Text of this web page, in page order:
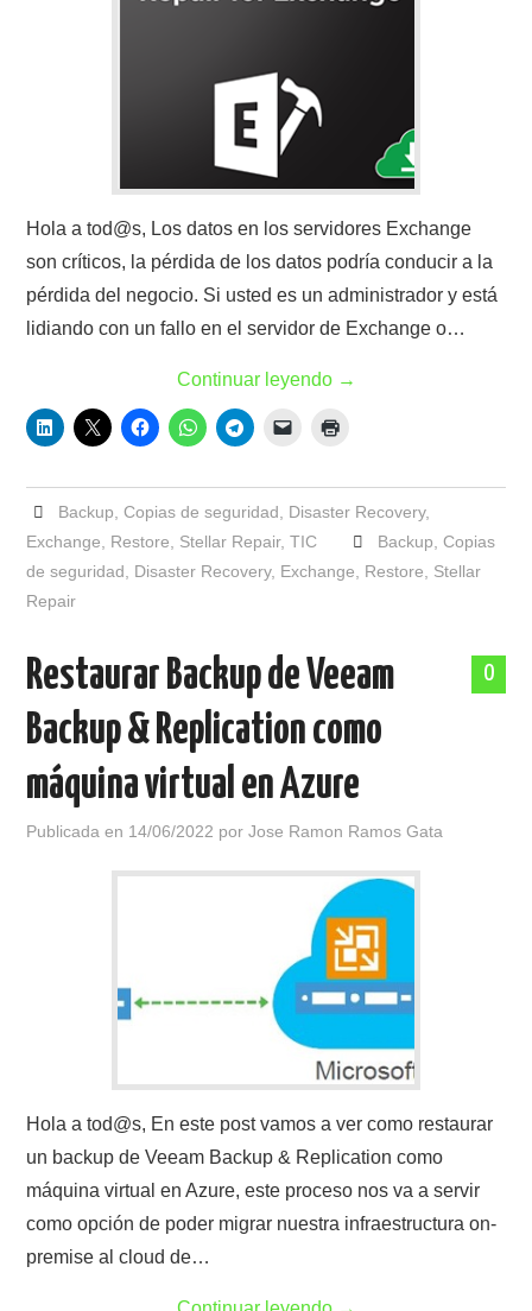
Hola a tod@s, Los datos en los servidores Exchange
son críticos, la pérdida de los datos podría conducir a la
pérdida del negocio. Si usted es un administrador y está
lidiando con un fallo en el servidor de Exchange o…
Continuar leyendo →
Backup Copias de seguridad Disaster Recovery,
Exchange
Restore Stellar Repair,TIC Backup Copias
de seguridad
Disaster Recovery, Exchange Restore
Stellar
Repair
0
Restaurar Backup de Veeam
Backup & Replication como
máquina virtual en Azure
Publicada en 14/06/2022 porJose Ramon Ramos Gata
Hola a tod@s, En este post vamos a ver como restaurar
un backup de Veeam Backup & Replication como
máquina virtual en Azure, este proceso nos va a servir
como opción de poder migrar nuestra infraestructura on-
premise al cloud de…